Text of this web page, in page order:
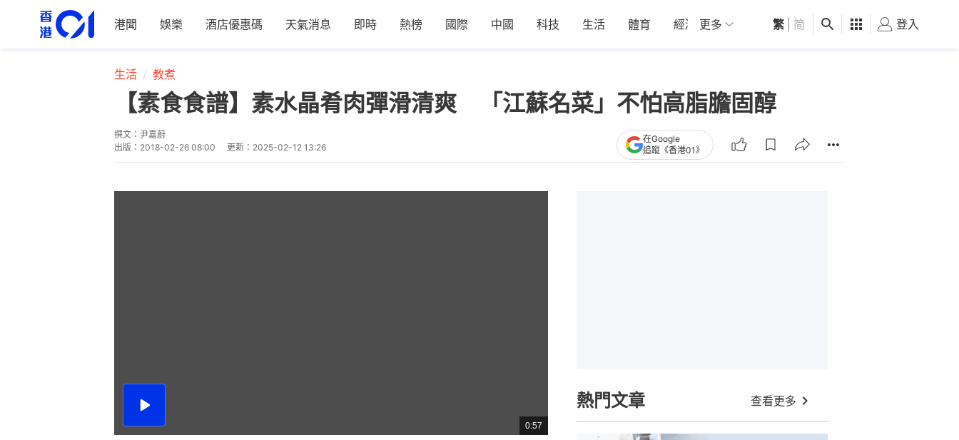
港聞 娛樂 酒店優惠碼 天氣消息 即時 熱榜 國際 中國 科技 生活 體育 經濟 01深圳 觀點 健康 好食玩飛
更多 繁 简 登入
生活 教煮
【素食食譜】素水晶肴肉彈滑清爽 「江蘇名菜」不怕高脂膽固醇
撰文： 尹嘉蔚
出版： 2018-02-26 08:00 更新： 2025-02-12 13:26
在Google
追蹤《香港01》
播
總
共
0:57
熱門文章 查看更多